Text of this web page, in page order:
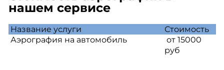
нашем сервисе
Название услуги
Стоимость
Аэрография на автомобиль
от 15000
руб